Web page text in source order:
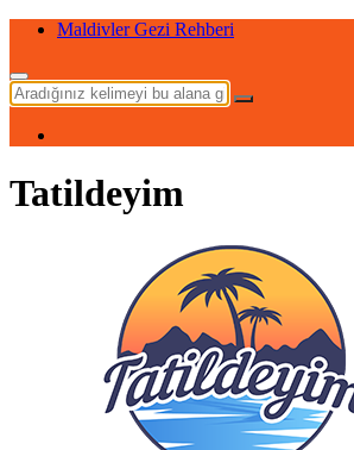
Maldivler Gezi Rehberi
Tatildeyim